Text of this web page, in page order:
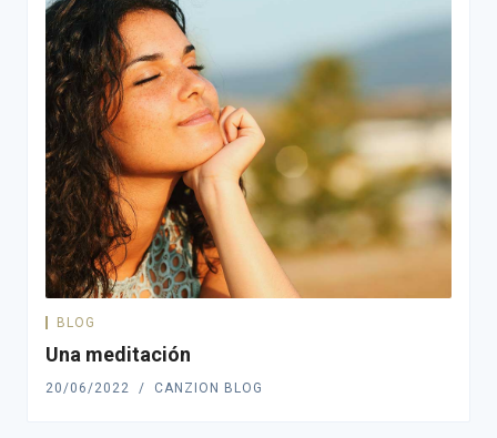
BLOG
Una meditación
20/06/2022 CANZION BLOG